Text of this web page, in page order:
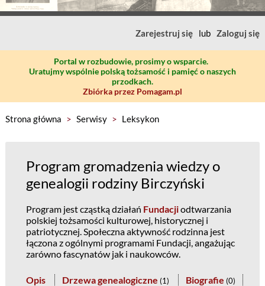
Zarejestruj się lub Zaloguj się
Portal w rozbudowie, prosimy o wsparcie.
Uratujmy wspólnie polską tożsamość i pamięć o naszych
przodkach.
Zbiórka przez Pomagam.pl
Strona główna > Serwisy > Leksykon
Program gromadzenia wiedzy o
genealogii rodziny Birczyński
Program jest cząstką działań Fundacjiodtwarzania
polskiej tożsamości kulturowej, historycznej i
patriotycznej. Społeczna aktywność rodzinna jest
łączona z ogólnymi programami Fundacji, angażując
zarówno fascynatów jak i naukowców.
Opis Drzewa genealogiczne (1) Biografie (0)